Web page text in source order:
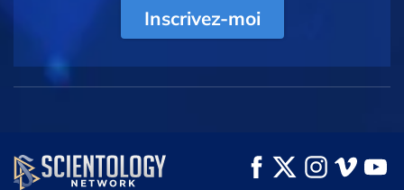
Inscrivez-moi